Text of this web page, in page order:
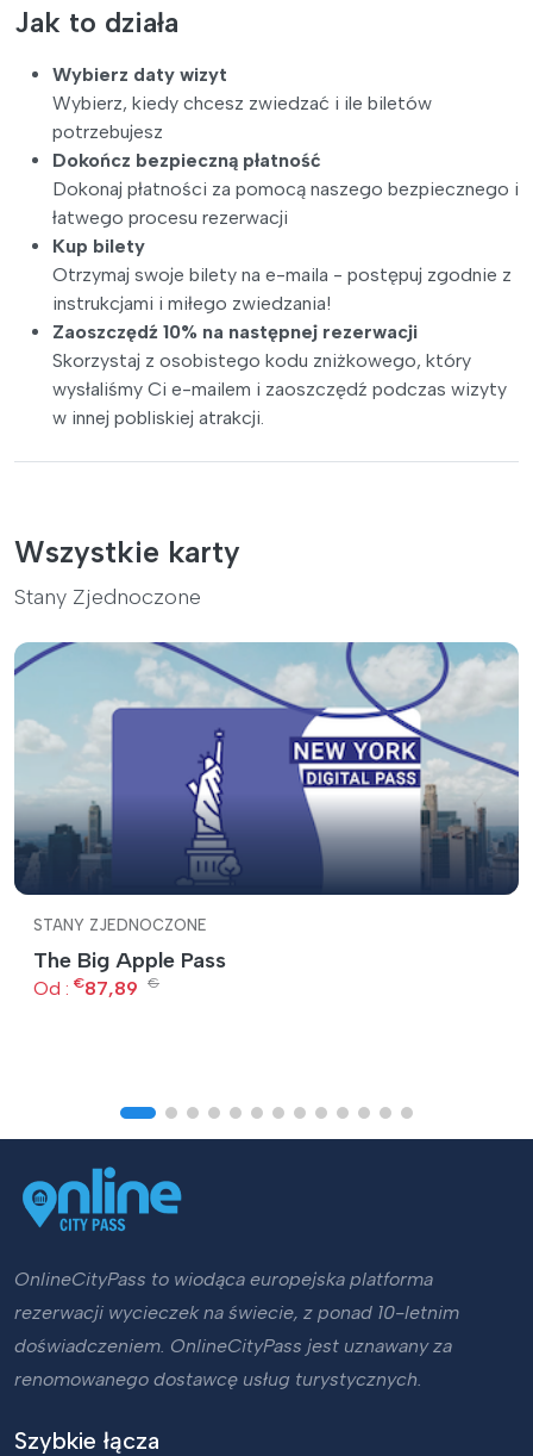
Jak to działa
Wybierz daty wizyt
Wybierz, kiedy chcesz zwiedzać i ile biletów
potrzebujesz
Dokończ bezpieczną płatność
Dokonaj płatności za pomocą naszego bezpiecznego i
łatwego procesu rezerwacji
Kup bilety
Otrzymaj swoje bilety na e-maila - postępuj zgodnie z
instrukcjami i miłego zwiedzania!
Zaoszczędź 10% na następnej rezerwacji
Skorzystaj z osobistego kodu zniżkowego, który
wysłaliśmy Ci e-mailem i zaoszczędź podczas wizyty
w innej pobliskiej atrakcji.
Wszystkie karty
Stany Zjednoczone
STANY ZJEDNOCZONE
The Big Apple Pass
Od : €87,89 €
OnlineCityPass to wiodąca europejska platforma
rezerwacji wycieczek na świecie, z ponad 10-letnim
doświadczeniem. OnlineCityPass jest uznawany za
renomowanego dostawcę usług turystycznych.
Szybkie łącza